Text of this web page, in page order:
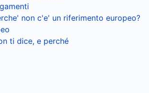
non c'e' un riferimento europeo?
ti dice, e perché